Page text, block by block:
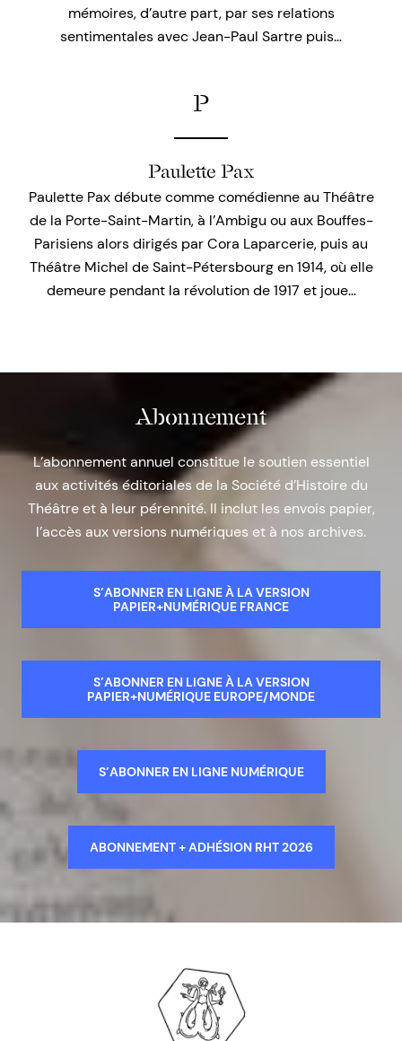
mémoires, d’autre part, par ses relations
sentimentales avec Jean-Paul Sartre puis…
P
Paulette Pax
Paulette Pax débute comme comédienne au Théâtre
de la Porte-Saint-Martin, à l’Ambigu ou aux Bouffes-
Parisiens alors dirigés par Cora Laparcerie, puis au
Théâtre Michel de Saint-Pétersbourg en 1914, où elle
demeure pendant la révolution de 1917 et joue…
Abonnement
L’abonnement annuel constitue le soutien essentiel
aux activités éditoriales de la Société d’Histoire du
Théâtre et à leur pérennité. Il inclut les envois papier,
l’accès aux versions numériques et à nos archives.
S’ABONNER EN LIGNE À LA VERSION
PAPIER+NUMÉRIQUE FRANCE
S’ABONNER EN LIGNE À LA VERSION
PAPIER+NUMÉRIQUE EUROPE/MONDE
S’ABONNER EN LIGNE NUMÉRIQUE
ABONNEMENT + ADHÉSION RHT 2026